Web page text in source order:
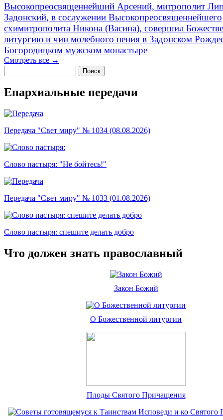
Высокопреосвященнейший Арсений, митрополит
Задонский, в сослужении Высокопреосвященнейшего
схимитрополита Никона (Васина), совершил
литургию и чин молебного пения в Задонском
Богородицком мужском монастыре
Смотреть все →
Поиск
Епархиальные передачи
Передача "Свет миру" № 1034 (08.08.2026)
Слово пастыря: "Не бойтесь!"
Передача "Свет миру" № 1033 (01.08.2026)
Слово пастыря: спешите делать добро
Что должен знать православный
Закон Божий
О Божественной литургии
Плоды Святого Причащения